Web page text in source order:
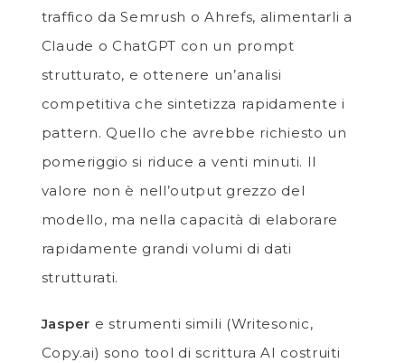
traffico da Semrush o Ahrefs, alimentarli a
Claude o ChatGPT con un prompt
strutturato, e ottenere un’analisi
competitiva che sintetizza rapidamente i
pattern. Quello che avrebbe richiesto un
pomeriggio si riduce a venti minuti. Il
valore non è nell’output grezzo del
modello, ma nella capacità di elaborare
rapidamente grandi volumi di dati
strutturati.
Jasper e strumenti simili (Writesonic,
Copy.ai) sono tool di scrittura AI costruiti